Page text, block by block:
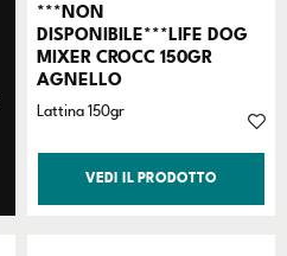
***NON
DISPONIBILE***LIFE DOG
MIXER CROCC 150GR
AGNELLO
Lattina 150gr
VEDI IL PRODOTTO